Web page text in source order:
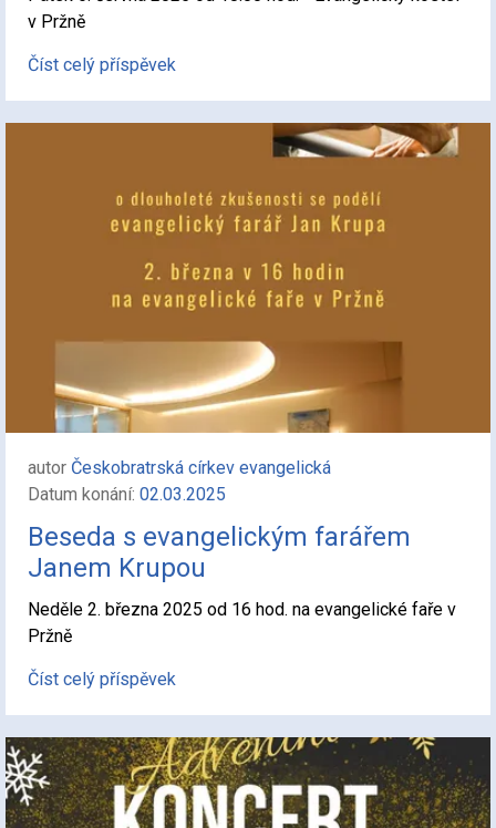
v Pržně
Číst celý příspěvek
autor Českobratrská církev evangelická
Datum konání: 02.03.2025
Beseda s evangelickým farářem
Janem Krupou
Neděle 2. března 2025 od 16 hod. na evangelické faře v
Pržně
Číst celý příspěvek